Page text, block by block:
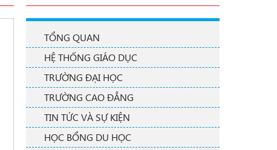
TỔNG QUAN
HỆ THỐNG GIÁO DỤC
TRƯỜNG ĐẠI HỌC
TRƯỜNG CAO ĐẲNG
TIN TỨC VÀ SỰ KIỆN
HỌC BỔNG DU HỌC